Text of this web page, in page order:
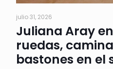
julio 31, 2026
Juliana Aray
ruedas,
bastones en el